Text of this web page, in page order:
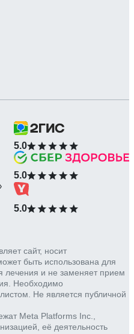
5.0
5.0
5.0
сайт, носит
быть использована для
лечения и не заменяет прием
Необходимо
Не является публичной
Meta Platforms Inc.,
её деятельность